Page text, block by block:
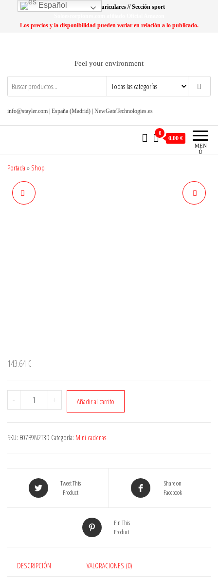
contenido
Lo más buscado: Auriculares // Sección sport
Los precios y la disponibilidad pueden variar en relación a lo publicado.
Feel your environment
info@stayler.com | España (Madrid) | NewGateTechnologies.es
MEN
Ú
0
0.00 €
Portada » Shop
143.64€
- Cantidad + Añadir al carrito
SKU: B07B9N2T3D Categoría: Mini cadenas
Tweet This
Product
Share on
Facebook
Pin This
Product
DESCRIPCIÓN VALORACIONES (0)
Español